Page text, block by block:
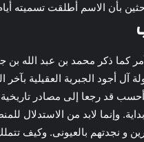
بأن الاسم أطلقت تسميته أيام
كما ذكر محمد بن عبد الله
آل أجود الجبرية العقيلية
قد رجعا إلى مصادر
وإنما لابد من الاستدلال
و نجدتهم بالعيونى. وكيف